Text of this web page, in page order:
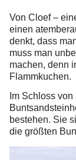
Von Cloef –
einen
denkt, dass
muss man
machen, denn
Flammkuchen.
Im Schloss
bestehen. Sie
die größten